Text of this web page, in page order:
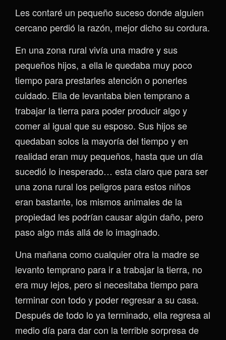
Les contaré un pequeño suceso donde alguien
cercano perdió la razón, mejor dicho su cordura.
En una zona rural vivía una madre y sus
pequeños hijos, a ella le quedaba muy poco
tiempo para prestarles atención o ponerles
cuidado. Ella de levantaba bien temprano a
trabajar la tierra para poder producir algo y
comer al igual que su esposo. Sus hijos se
quedaban solos la mayoría del tiempo y en
realidad eran muy pequeños, hasta que un día
sucedió lo inesperado… esta claro que para ser
una zona rural los peligros para estos niños
eran bastante, los mismos animales de la
propiedad les podrían causar algún daño, pero
paso algo más allá de lo imaginado.
Una mañana como cualquier otra la madre se
levanto temprano para ir a trabajar la tierra, no
era muy lejos, pero si necesitaba tiempo para
terminar con todo y poder regresar a su casa.
Después de todo lo ya terminado, ella regresa al
medio día para dar con la terrible sorpresa de